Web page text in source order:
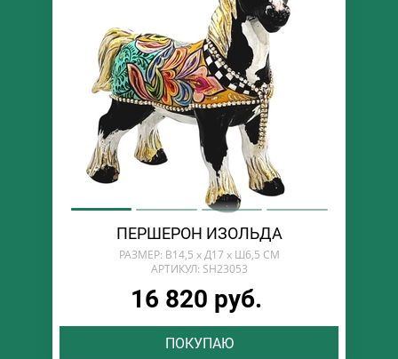
ПЕРШЕРОН ИЗОЛЬДА
РАЗМЕР: В14,5 х Д17 х Ш6,5 СМ
АРТИКУЛ: SH23053
16 820 руб.
ПОКУПАЮ